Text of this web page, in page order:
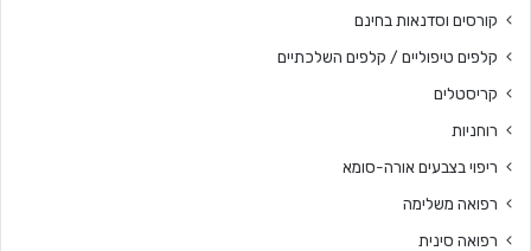
קורסים וסדנאות בחינם
קלפים טיפוליים / קלפים השלכתיים
קריסטלים
רוחניות
ריפוי בצבעים אורה-סומא
רפואה משלימה
רפואה סינית